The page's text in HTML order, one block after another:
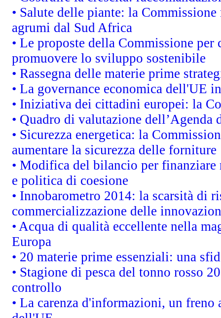
• Salute delle piante: la
agrumi dal Sud Africa
• Le proposte della Commissione
promuovere lo sviluppo sostenibile
• Rassegna delle materie prime
• La governance economica dell'UE
• Iniziativa dei cittadini europei: la
• Quadro di valutazione
• Sicurezza energetica: la
aumentare la sicurezza delle forniture
• Modifica del bilancio per finanziare
e politica di coesione
• Innobarometro 2014: la scarsità di
commercializzazione delle
• Acqua di qualità eccellente nella
Europa
• 20 materie prime essenziali: una
• Stagione di pesca del tonno rosso
controllo
• La carenza d'informazioni, un